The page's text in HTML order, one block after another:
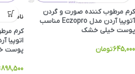
کرم مرطوب کننده صورت و گردن
آتوپیا آردن مدل Eczopro مناسب
پوست خیلی خشک
645,000تومان
ناموجود
کرم
پوست
898,500